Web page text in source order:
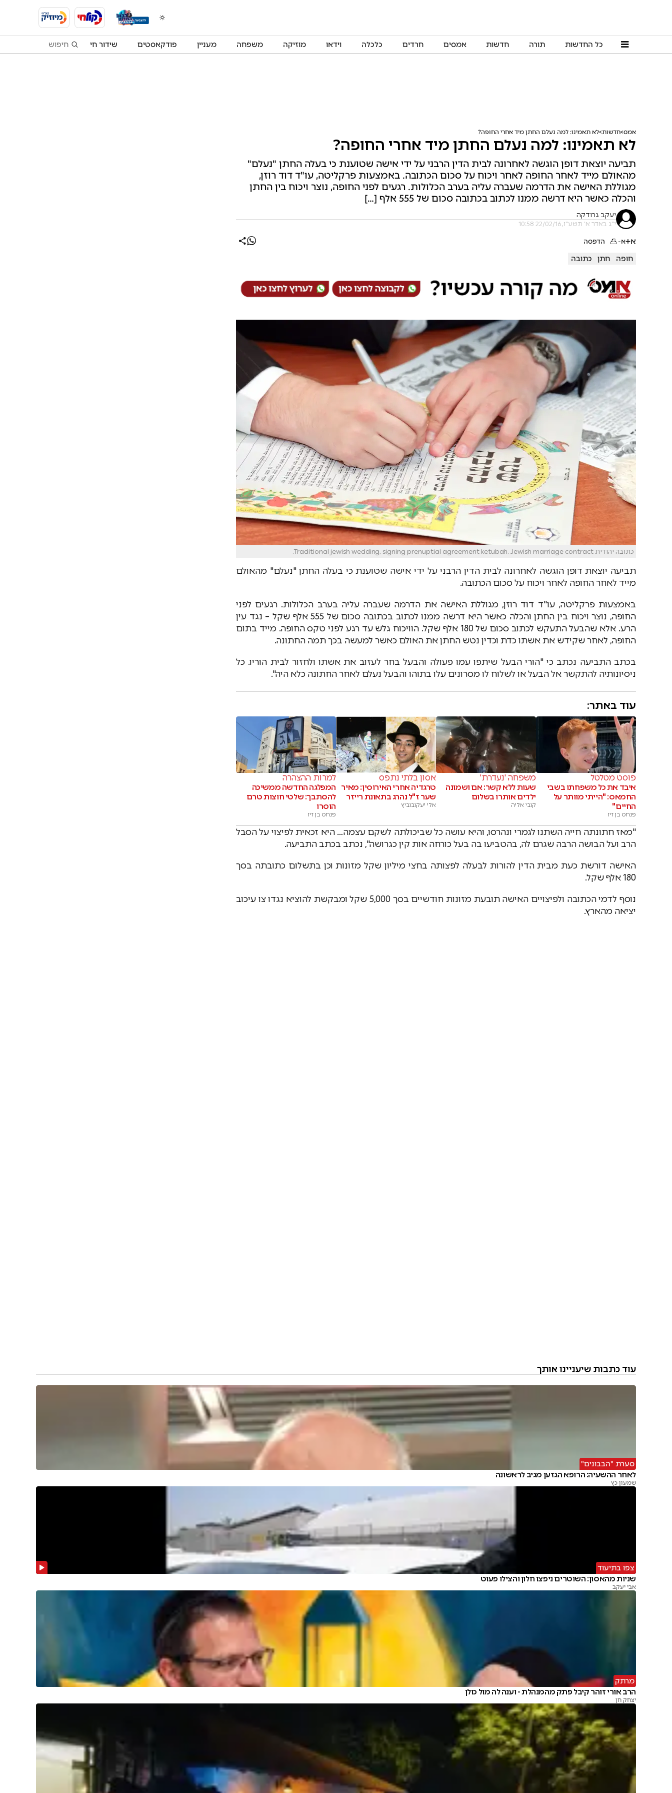
כל החדשות תורה חדשות אמסים חרדים כלכלה וידאו מוזיקה משפחה מעניין פודקאסטים שידור חי
אמס חדשות לא תאמינו: למה נעלם החתן מיד אחרי החופה?
לא תאמינו: למה נעלם החתן מיד אחרי החופה?
תביעה יוצאת דופן הוגשה לאחרונה לבית הדין הרבני על ידי אישה שטוענת כי בעלה החתן "נעלם"
מהאולם מייד לאחר החופה לאחר ויכוח על סכום הכתובה. באמצעות פרקליטה, עו"ד דוד רוזן,
מגוללת האישה את הדרמה שעברה עליה בערב הכלולות. רגעים לפני החופה, נוצר ויכוח בין החתן
והכלה כאשר היא דרשה ממנו לכתוב בכתובה סכום של 555 אלף […]
יעקב גרודקה
י"ג באדר א׳ תשע"ו, 22/02/16 10:58
א+א- הדפסה
חופה חתן כתובה
כתובה יהודית Traditional jewish wedding, signing prenuptial agreement ketubah. Jewish marriage contract.
תביעה יוצאת דופן הוגשה לאחרונה לבית הדין הרבני על ידי אישה שטוענת כי בעלה החתן "נעלם" מהאולם
מייד לאחר החופה לאחר ויכוח על סכום הכתובה.
באמצעות פרקליטה, עו"ד דוד רוזן, מגוללת האישה את הדרמה שעברה עליה בערב הכלולות. רגעים לפני
החופה, נוצר ויכוח בין החתן והכלה כאשר היא דרשה ממנו לכתוב בכתובה סכום של 555 אלף שקל – נגד עין
הרע. אלא שהבעל התעקש לכתוב סכום של 180 אלף שקל. הוויכוח גלש עד רגע לפני טקס החופה. מייד בתום
החופה, לאחר שקידש את אשתו כדת וכדין נטש החתן את האולם כאשר למעשה בכך תמה החתונה.
בכתב התביעה נכתב כי "הורי הבעל שיתפו עמו פעולה והבעל בחר לעזוב את אשתו ולחזור לבית הוריו. כל
ניסיונותיה להתקשר אל הבעל או לשלוח לו מסרונים עלו בתוהו והבעל נעלם לאחר החתונה כלא היה".
עוד באתר:
פוסט מטלטל
איבד את כל משפחתו בשבי
החמאס: "הייתי מוותר על
החיים"
פנחס בן זיו
משפחה 'נעדרת'
שעות ללא קשר: אם ושמונה
ילדים אותרו בשלום
קובי אליה
אסון בלתי נתפס
טרגדיה אחרי האירוסין: מאיר
שער ז"ל נהרג בתאונת רייזר
אלי יעקובוביץ
למרות ההצהרה
המפלגה החדשה ממשיכה
להסתבך: שלטי חוצות טרם
הוסרו
פנחס בן זיו
"מאז חתונתה חייה השתנו לגמרי ונהרסו, והיא עושה כל שביכולתה לשקם עצמה… היא זכאית לפיצוי על הסבל
הרב ועל הבושה הרבה שגרם לה, בהטביעו בה בעל כורחה אות קין כגרושה", נכתב בכתב התביעה.
האישה דורשת כעת מבית הדין להורות לבעלה לפצותה בחצי מיליון שקל מזונות וכן בתשלום כתובתה בסך
180 אלף שקל.
נוסף לדמי הכתובה ולפיצויים האישה תובעת מזונות חודשיים בסך 5,000 שקל ומבקשת להוציא נגדו צו עיכוב
יציאה מהארץ.
עוד כתבות שיעניינו אותך
סערת "הבבונים"
לאחר ההשעיה: הרופא הגזען מגיב לראשונה
שמעון כץ
צפו בתיעוד
שניות מהאסון: השוטרים ניפצו חלון והצילו פעוט
אבי יעקב
מרתק
הרב אורי זוהר קיבל פתק מהמנהלת - וענה לה מול כולן
יצחק חן